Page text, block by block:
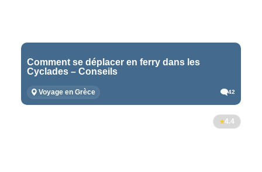
Comment se déplacer en ferry dans les
Cyclades – Conseils
Voyage en Grèce 42
4.4